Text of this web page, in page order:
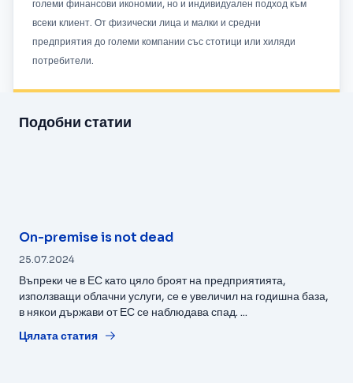
големи финансови икономии, но и индивидуален подход към
всеки клиент. От физически лица и малки и средни
предприятия до големи компании със стотици или хиляди
потребители.
Подобни статии
On-premise is not dead
25.07.2024
Въпреки че в ЕС като цяло броят на предприятията,
използващи облачни услуги, се е увеличил на годишна база,
в някои държави от ЕС се наблюдава спад. ...
Цялата статия